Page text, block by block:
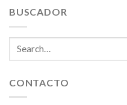
BUSCADOR
CONTACTO